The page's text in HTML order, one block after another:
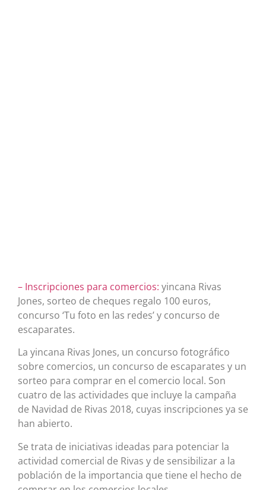
– Inscripciones para comercios: yincana Rivas
Jones, sorteo de cheques regalo 100 euros,
concurso ‘Tu foto en las redes’ y concurso de
escaparates.
La yincana Rivas Jones, un concurso fotográfico
sobre comercios, un concurso de escaparates y un
sorteo para comprar en el comercio local. Son
cuatro de las actividades que incluye la campaña
de Navidad de Rivas 2018, cuyas inscripciones ya se
han abierto.
Se trata de iniciativas ideadas para potenciar la
actividad comercial de Rivas y de sensibilizar a la
población de la importancia que tiene el hecho de